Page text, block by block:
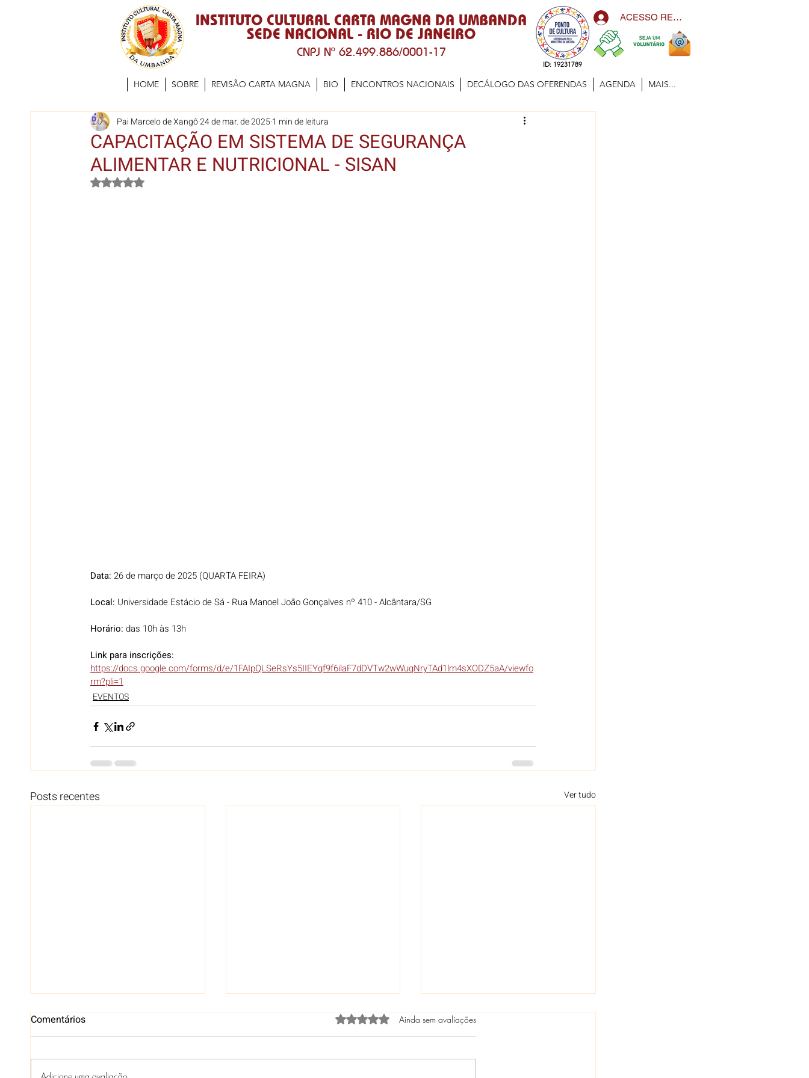
ACESSO RESTRITO
INSTITUTO CULTURAL CARTA MAGNA DA UMBANDA
SEDE NACIONAL - RIO DE JANEIRO
CNPJ Nº 62.499.886/0001-17
ID: 19231789
HOME SOBRE REVISÃO CARTA MAGNA BIO ENCONTROS NACIONAIS DECÁLOGO DAS OFERENDAS AGENDA MAIS...
CAPACITAÇÃO EM SISTEMA DE SEGURANÇA
ALIMENTAR E NUTRICIONAL - SISAN
Pai Marcelo de Xangô24 de mar. de 20251 min de leitura
Avaliado com NaN de 5 estrelas.
Data: 26 de março de 2025 (QUARTA FEIRA)
Local: Universidade Estácio de Sá - Rua Manoel João Gonçalves nº 410 - Alcântara/SG
Horário: das 10h às 13h
Link para inscrições:
https://docs.google.com/forms/d/e/1FAIpQLSeRsYs5IIEYqf9f6ilaF7dDVTw2wWuqNryTAd1lm4sXODZ5aA/viewfo
rm?pli=1
EVENTOS
Posts recentes Ver tudo
Comentários Avaliado com 0 de 5 estrelas.
Ainda sem avaliações